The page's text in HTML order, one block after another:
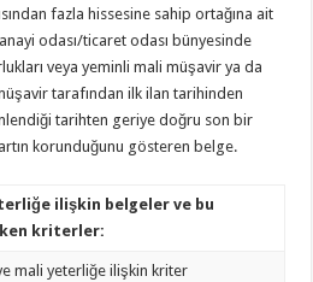
fazla hissesine sahip ortağına ait
odası/ticaret odası bünyesinde
veya yeminli mali müşavir ya da
tarafından ilk ilan tarihinden
tarihten geriye doğru son bir
korunduğunu gösteren belge.
ilişkin belgeler ve bu
kriterler:
mali yeterliğe ilişkin kriter